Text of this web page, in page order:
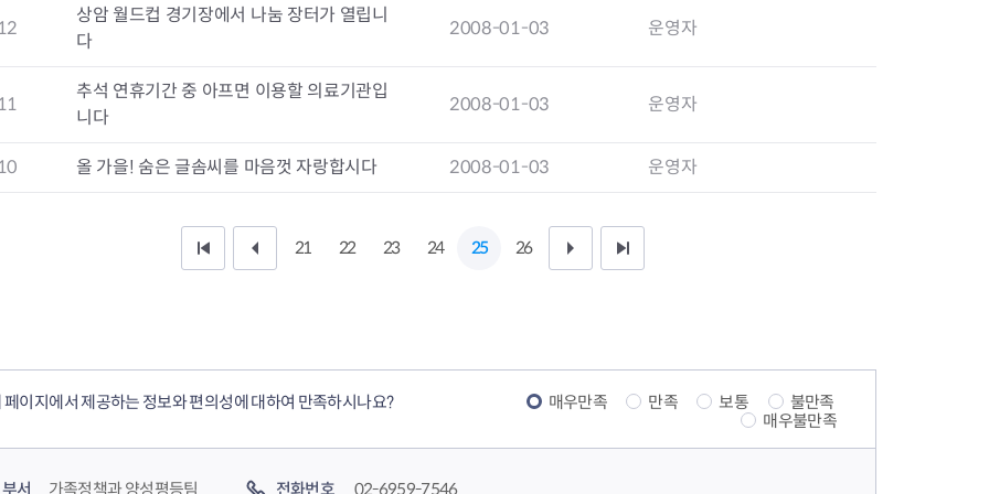
12
상암 월드컵 경기장에서 나눔 장터가 열립니
다
2008-01-03 운영자
11
추석 연휴기간 중 아프면 이용할 의료기관입
니다
2008-01-03 운영자
10 올 가을! 숨은 글솜씨를 마음껏 자랑합시다 2008-01-03 운영자
처 21 22 23 24 25 26 끝
페이지에서 제공하는 정보와 편의성에 대하여 만족하시나요? 매우만족 만족 보통
불만족
매우불만족
부서 가족정책과 양성평등팀 전화번호 02-6959-7546